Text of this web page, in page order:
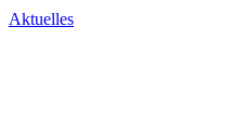
Aktuelles